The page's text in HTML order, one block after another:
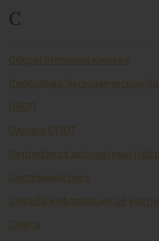
С
Сберегательная книжка
Свободная Экономическая
СВОП
Сделка СПОТ
Сертификат депозитный
Системный риск
Служба информации об
Смета